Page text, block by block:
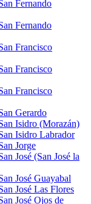
Fernando
Fernando
Francisco
Francisco
Francisco
Gerardo
Isidro (Morazán)
Isidro Labrador
Jorge
José (San José la
José Guayabal
José Las Flores
José Ojos de